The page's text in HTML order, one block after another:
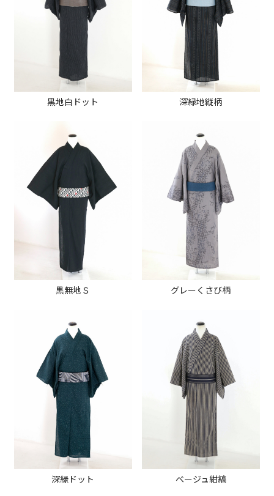
黒地白ドット 深緑地縦柄
黒無地Ｓ グレーくさび柄
深緑ドット ベージュ紺縞